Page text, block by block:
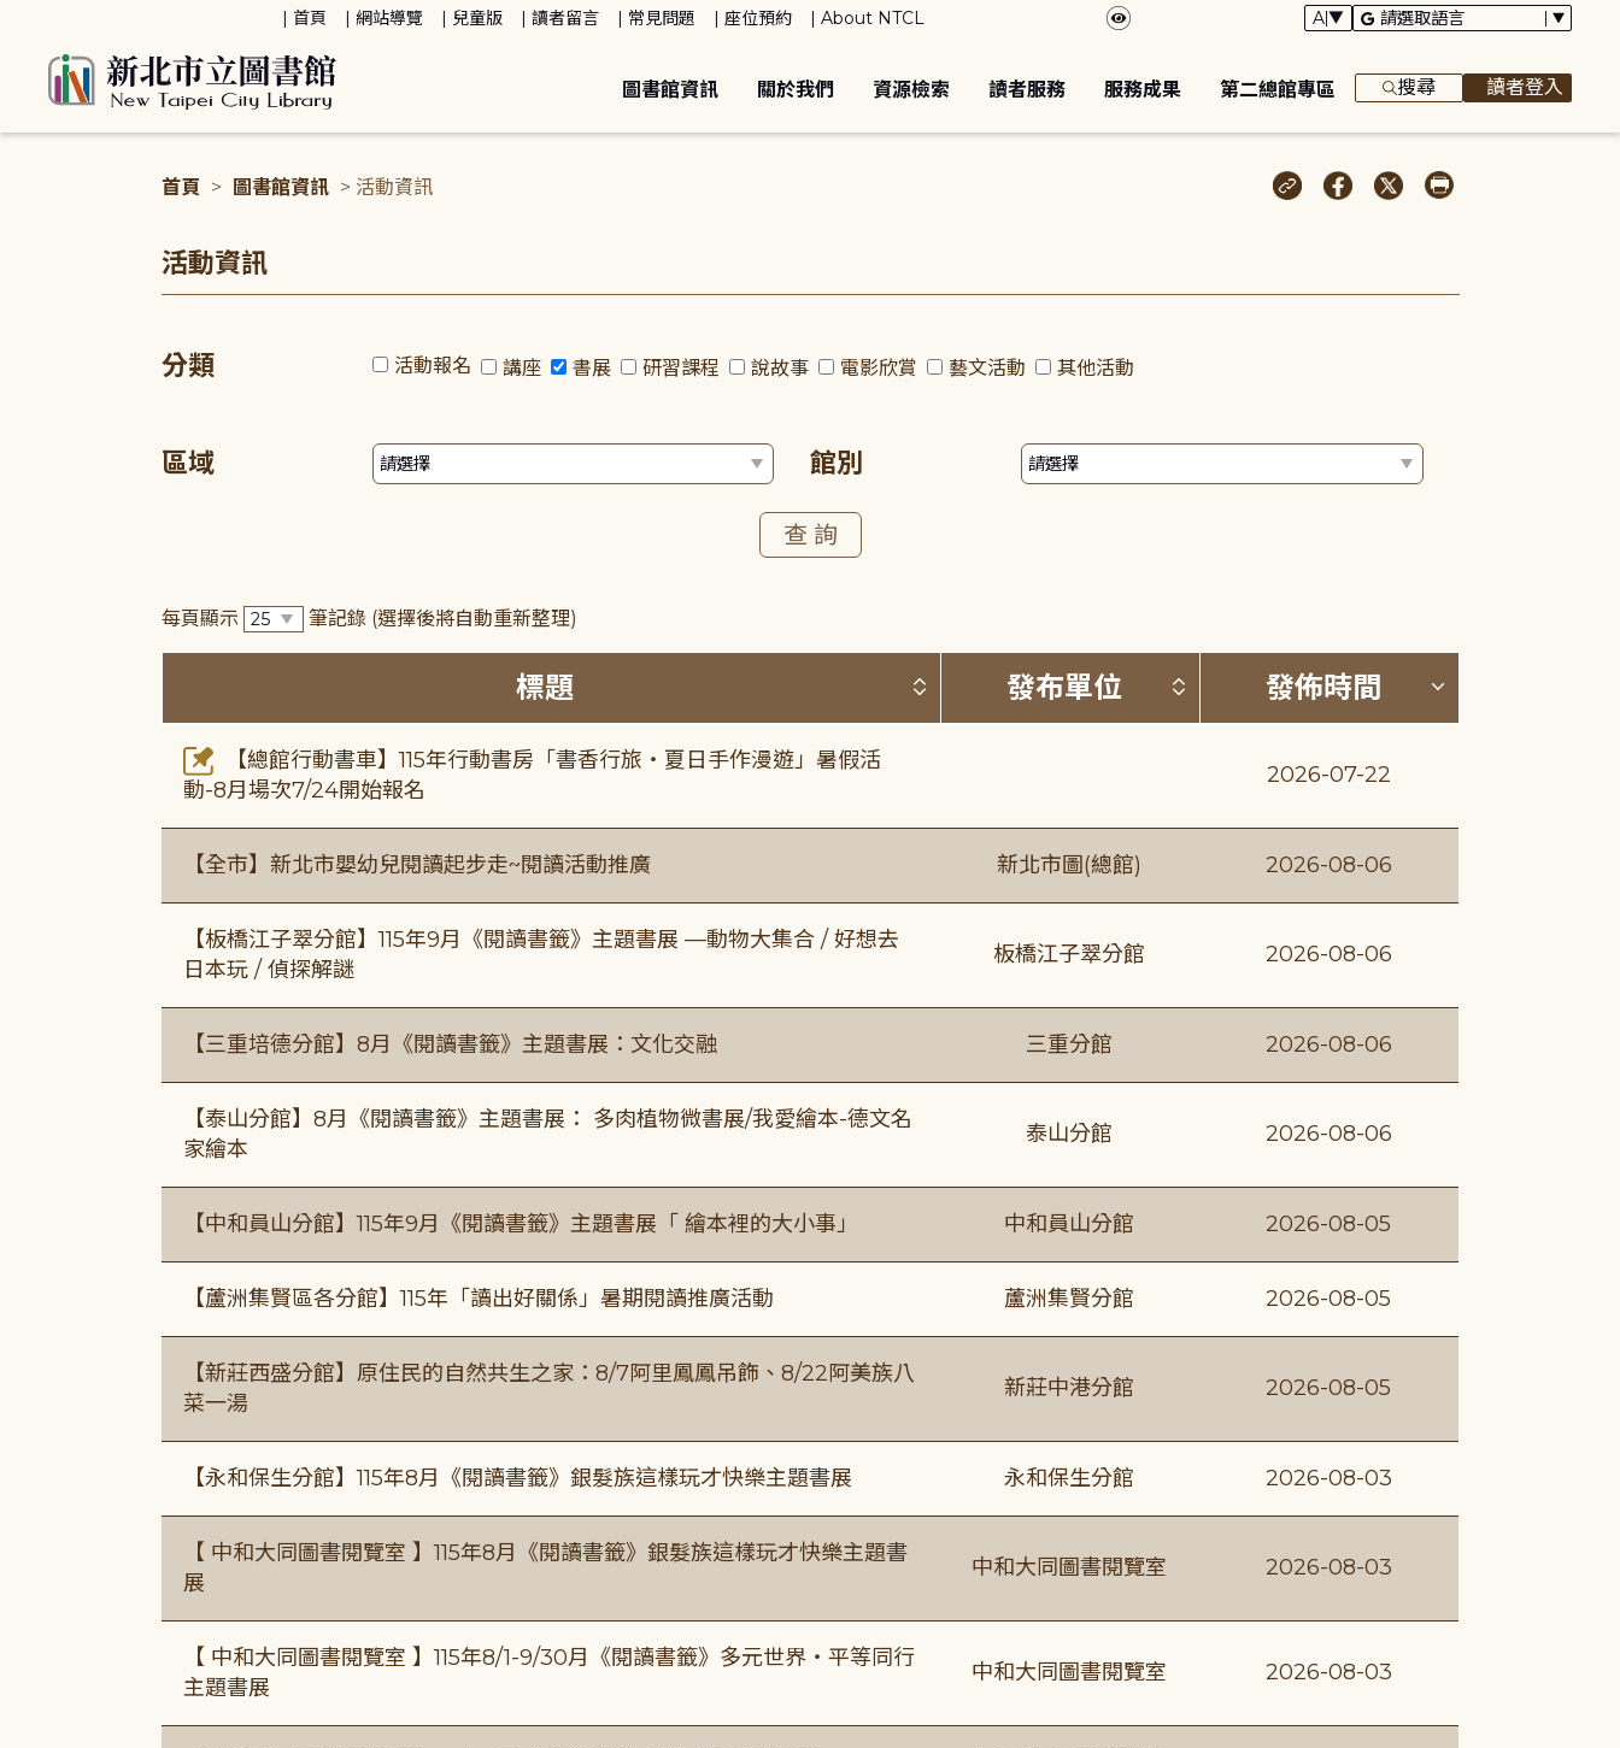
首頁 網站導覽 兒童版 讀者留言 常見問題 座位預約 About NTCL
圖書館資訊 關於我們 資源檢索 讀者服務 服務成果 第二總館專區 搜尋 讀者登入
首頁 > 圖書館資訊 > 活動資訊
活動資訊
分類 活動報名 講座 書展 研習課程 說故事 電影欣賞 藝文活動 其他活動
區域 館別
每頁顯示 筆記錄 (選擇後將自動重新整理)
標題 按標題排序 (升降冪)
發布單位 按發布單位排序 (升降冪)
發佈時間 按發佈時間
【總館行動書車】115年行動書房「書香行旅・夏日手作漫遊」暑假活
動-8月場次7/24開始報名
2026-07-22
【全市】新北市嬰幼兒閱讀起步走~閱讀活動推廣 新北市圖(總館) 2026-08-06
【板橋江子翠分館】115年9月《閱讀書籤》主題書展 —動物大集合 / 好想去
日本玩 / 偵探解謎
板橋江子翠分館 2026-08-06
【三重培德分館】8月《閱讀書籤》主題書展：文化交融 三重分館 2026-08-06
【泰山分館】8月《閱讀書籤》主題書展： 多肉植物微書展/我愛繪本-德文名
家繪本
泰山分館 2026-08-06
【中和員山分館】115年9月《閱讀書籤》主題書展「 繪本裡的大小事」 中和員山分館 2026-08-05
【蘆洲集賢區各分館】115年「讀出好關係」暑期閱讀推廣活動 蘆洲集賢分館 2026-08-05
【新莊西盛分館】原住民的自然共生之家：8/7阿里鳳鳳吊飾、8/22阿美族八
菜一湯
新莊中港分館 2026-08-05
【永和保生分館】115年8月《閱讀書籤》銀髮族這樣玩才快樂主題書展 永和保生分館 2026-08-03
【 中和大同圖書閱覽室 】115年8月《閱讀書籤》銀髮族這樣玩才快樂主題書
展
中和大同圖書閱覽室 2026-08-03
【 中和大同圖書閱覽室 】115年8/1-9/30月《閱讀書籤》多元世界・平等同行
主題書展
中和大同圖書閱覽室 2026-08-03